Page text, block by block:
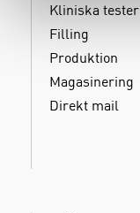
Kliniska tester
Filling
Produktion
Magasinering
Direkt mail